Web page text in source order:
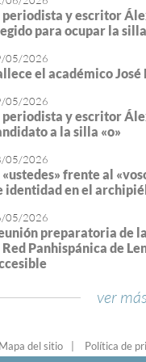
periodista y escritor
para ocupar la
05/2026
el académico
05/2026
periodista y escritor
a la silla «o»
05/2026
«ustedes» frente al
identidad en el
05/2026
preparatoria de
Red Panhispánica de
ver más
Mapa del sitio Política de